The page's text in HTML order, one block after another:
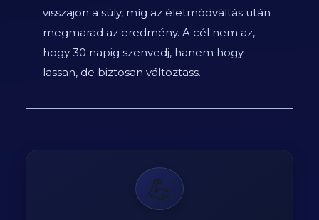
visszajön a súly, míg az életmódváltás után
megmarad az eredmény. A cél nem az,
hogy 30 napig szenvedj, hanem hogy
lassan, de biztosan változtass.
💪